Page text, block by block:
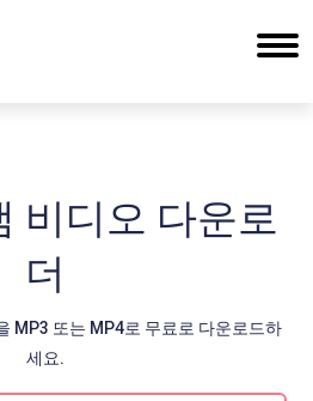
비디오 다운로
더
MP3 또는 MP4로 무료로 다운로드하
세요.